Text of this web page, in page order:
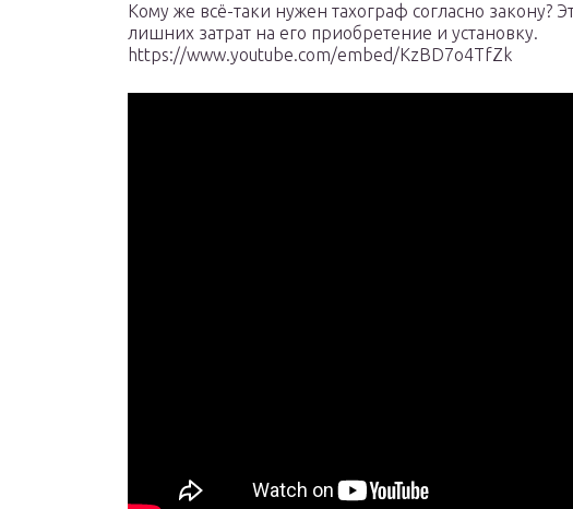
Кому же всё-таки нужен тахограф согласно закону?
лишних затрат на его приобретение и установку.
https://www.youtube.com/embed/KzBD7o4TfZk